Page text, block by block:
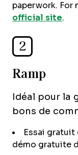
2
Ramp
Idéal pour la
bons de
Essai
démo gratuite
paperwork.
official site.